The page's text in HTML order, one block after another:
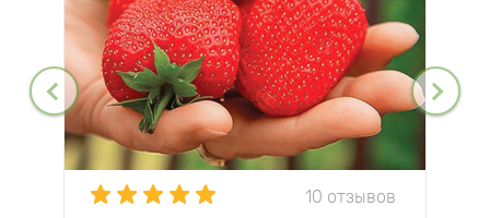
10 отзывов